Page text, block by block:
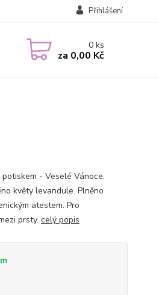
Přihlášení
0ks
za 0,00 Kč
- Veselé Vánoce.
květy levandule. Plněno
atestem. Pro
prsty. celý popis